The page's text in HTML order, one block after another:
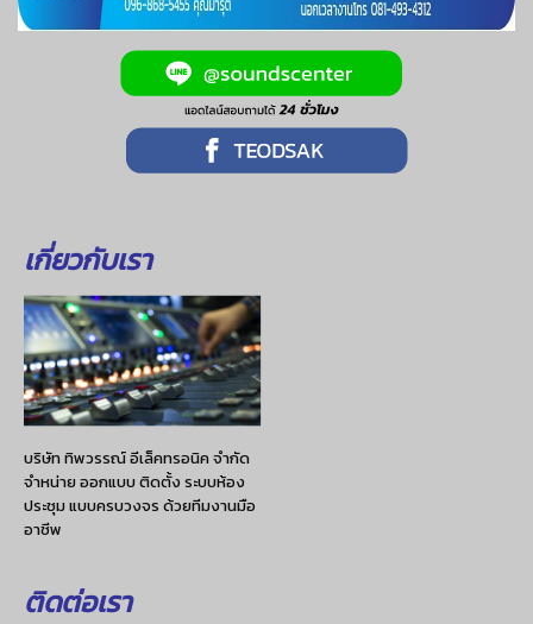
เกี่ยวกับเรา
บริษัท ทิพวรรณ์ อีเล็คทรอนิค จำกัด
จำหน่าย ออกแบบ ติดตั้ง ระบบห้อง
ประชุม แบบครบวงจร ด้วยทีมงานมือ
อาชีพ
ติดต่อเรา